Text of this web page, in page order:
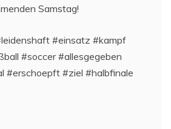
Samstag!
#einsatz #kampf
#soccer #allesgegeben
#erschoepft #ziel #halbfinale